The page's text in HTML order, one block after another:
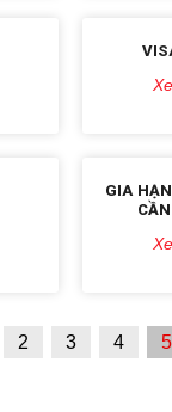
GIA
2 3 4 5